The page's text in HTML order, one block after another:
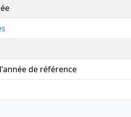
de référence